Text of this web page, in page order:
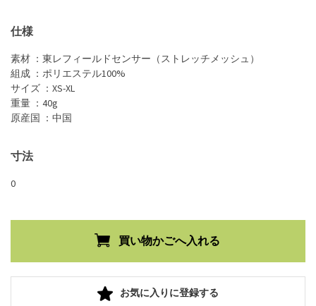
仕様
素材 ：東レフィールドセンサー（ストレッチメッシュ）
組成 ：ポリエステル100%
サイズ ：XS-XL
重量 ：40g
原産国 ：中国
寸法
0
お気に入りに登録する